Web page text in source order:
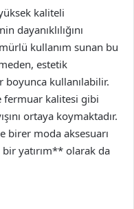
kaliteli
dayanıklılığını
kullanım sunan bu
estetik
kullanılabilir.
fermuar kalitesi gibi
ortaya koymaktadır.
birer moda aksesuarı
yatırım** olarak da